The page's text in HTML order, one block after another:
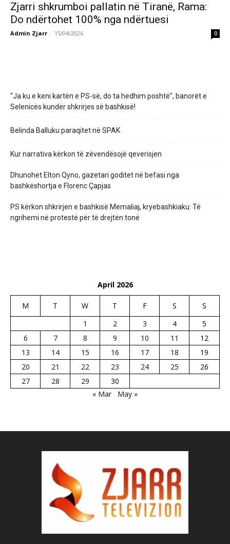
Zjarri shkrumboi pallatin në Tiranë, Rama:
Do ndërtohet 100% nga ndërtuesi
Admin Zjarr - 15/04/2026 0
“Ja ku e keni kartën e PS-së, do ta hedhim poshtë”, banorët e
Selenicës kundër shkrirjes së bashkisë!
Belinda Balluku paraqitet në SPAK
Kur narrativa kërkon të zëvendësojë qeverisjen
Dhunohet Elton Qyno, gazetari goditet në befasi nga
bashkëshortja e Florenc Çapjas
PS kërkon shkrirjen e bashkisë Memaliaj, kryebashkiaku: Të
ngrihemi në protestë për të drejtën tonë
April 2026
M T W T F S
S
1
2 3 4
5
6
7 8 9 10 11
12
13
14 15 16 17 18
19
20
21 22 23 24 25
26
27
28 29
30
« Mar
May »